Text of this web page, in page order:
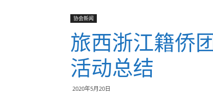
协会新闻
旅西浙江籍侨
活动总结
2020年5月20日